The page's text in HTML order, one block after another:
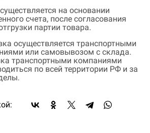
на основании
счета, после согласования
партии товара.
осуществляется транспортными
или самовывозом с склада.
транспортными компаниями
по всей территории РФ и за